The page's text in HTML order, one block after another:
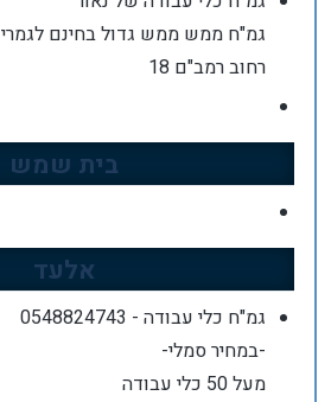
גמ"ח ממש ממש גדול בחינם לגמרי
רחוב רמב"ם 18
בית שמש
אלעד
גמ"ח כלי עבודה - 0548824743
-במחיר סמלי-
מעל 50 כלי עבודה